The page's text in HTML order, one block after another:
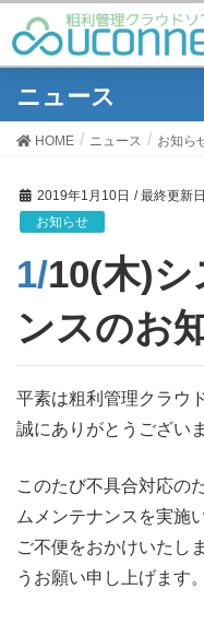
ニュース
HOME ニュース お知ら
2019年1月10日 / 最終更新
お知らせ
1/10(木)システムメンテナ
ンスのお
平素は粗利管理クラウ
誠にありがとうございま
このたび不具合対応の
ムメンテナンスを実施
ご不便をおかけいたし
うお願い申し上げます。